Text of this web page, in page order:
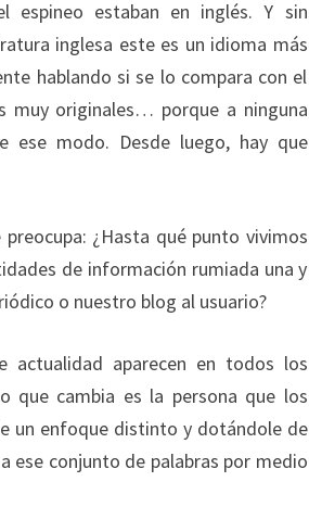
estaban en inglés. Y sin
inglesa este es un idioma más
hablando si se lo compara con el
muy originales… porque a ninguna
ese modo. Desde luego, hay que
¿Hasta qué punto vivimos
de información rumiada una y
o nuestro blog al usuario?
actualidad aparecen en todos los
que cambia es la persona que los
un enfoque distinto y dotándole de
ese conjunto de palabras por medio